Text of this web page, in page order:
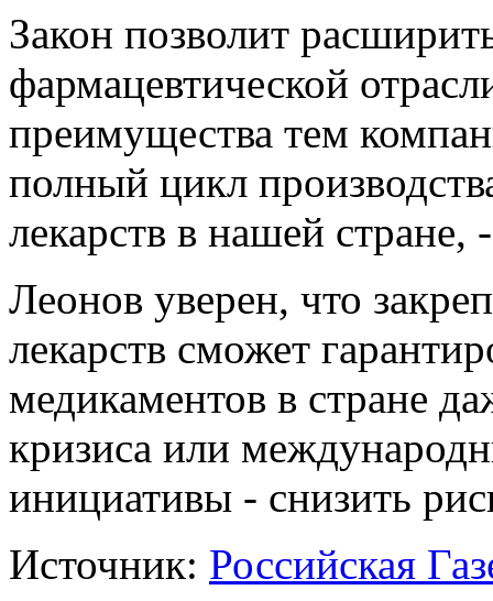
Закон позволит
фармацевтической
преимущества тем
полный цикл
лекарств в нашей стране,
Леонов уверен, что
лекарств сможет
медикаментов в стране
кризиса или
инициативы - снизить
Источник: Российская